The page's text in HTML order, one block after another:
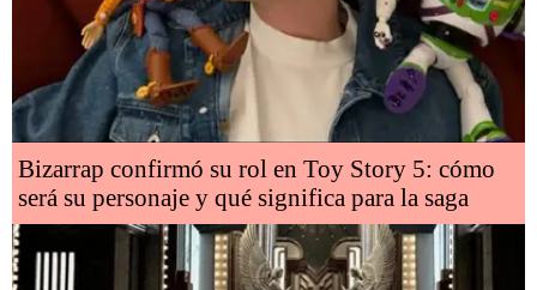
Bizarrap confirmó su rol en Toy Story 5: cómo
será su personaje y qué significa para la saga